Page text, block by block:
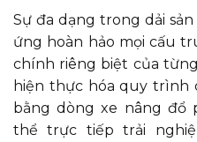
Sự đa dạng trong dải
ứng hoàn hảo mọi cấu
chính riêng biệt của
hiện thực hóa quy trình
bằng dòng xe nâng đổ
thể trực tiếp trải